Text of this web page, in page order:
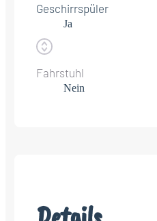
Geschirrspüler
Ja
Fahrstuhl
Nein